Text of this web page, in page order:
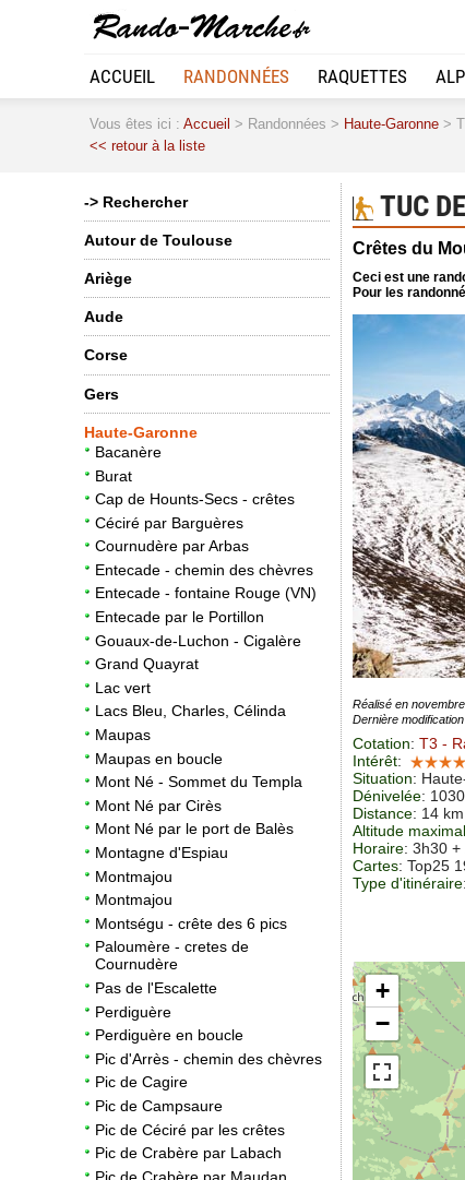
ACCUEIL RANDONNÉES RAQUETTES
Vous êtes ici : Accueil > Randonnées > Haute-Garonne >
<< retour à la liste
-> Rechercher
Autour de Toulouse
Ariège
Aude
Corse
Gers
Haute-Garonne
Bacanère
Burat
Cap de Hounts-Secs - crêtes
Céciré par Barguères
Cournudère par Arbas
Entecade - chemin des chèvres
Entecade - fontaine Rouge (VN)
Entecade par le Portillon
Gouaux-de-Luchon - Cigalère
Grand Quayrat
Lac vert
Lacs Bleu, Charles, Célinda
Maupas
Maupas en boucle
Mont Né - Sommet du Templa
Mont Né par Cirès
Mont Né par le port de Balès
Montagne d'Espiau
Montmajou
Montmajou
Montségu - crête des 6 pics
Paloumère - cretes de
Cournudère
Pas de l'Escalette
Perdiguère
Perdiguère en boucle
Pic d'Arrès - chemin des chèvres
Pic de Cagire
Pic de Campsaure
Pic de Céciré par les crêtes
Pic de Crabère par Labach
Pic de Crabère par Maudan
TUC
Crêtes du
Ceci est une
Pour les
Réalisé en
Dernière
Cotation: T3 -
Intérêt:
Situation:
Dénivelée:
Distance: 14 km
Altitude
Horaire: 3h30 +
Cartes: Top25
Type d'itinéraire
+
−